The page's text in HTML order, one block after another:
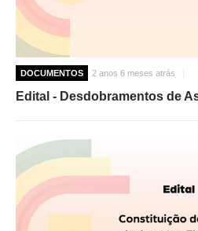
DOCUMENTOS 2 anos 6 meses atrás
Edital - Desdobramentos de